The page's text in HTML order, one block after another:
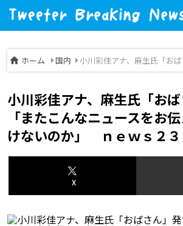
ホーム 国内 小川彩佳アナ、麻生氏「お
小川彩佳アナ、麻生氏「お
「またこんなニュースをお
けないのか」 ｎｅｗｓ２３
X